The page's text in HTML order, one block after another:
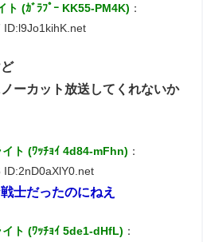
ト (ｶﾞﾗﾌﾟｰ KK55-PM4K) ：
ーカット放送してくれないか
ト (ﾜｯﾁｮｲ 4d84-mFhn) ：
士だったのにねえ
ト (ﾜｯﾁｮｲ 5de1-dHfL) ：